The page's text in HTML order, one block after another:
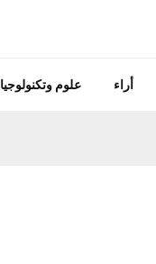
أراء علوم وتكنولوجيا